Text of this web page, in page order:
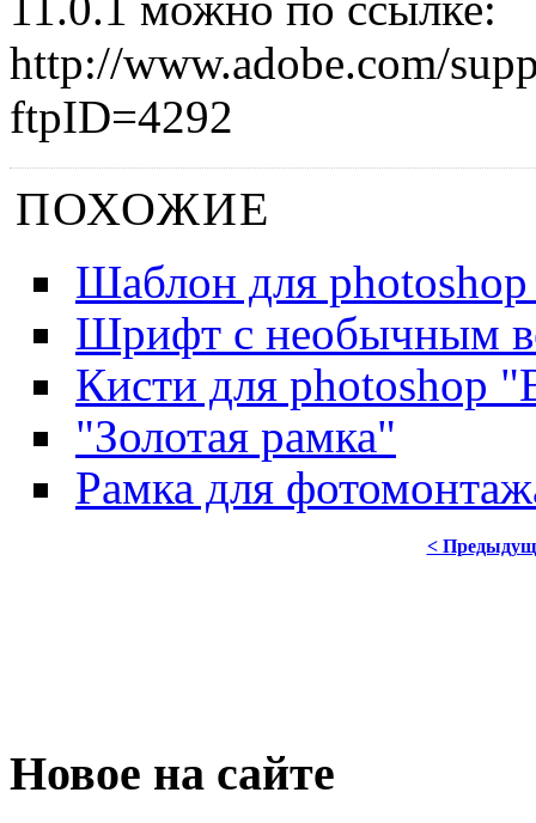
http://www.adobe.com/
ftpID=4292
ПОХОЖИЕ
Шаблон для
Шрифт с необычным
Кисти для photoshop
"Золотая рамка"
Рамка для
<
Новое на сайте